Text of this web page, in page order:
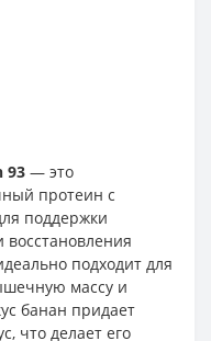
93 — это
протеин с
поддержки
подходит для
массу и
банан придает
что делает его